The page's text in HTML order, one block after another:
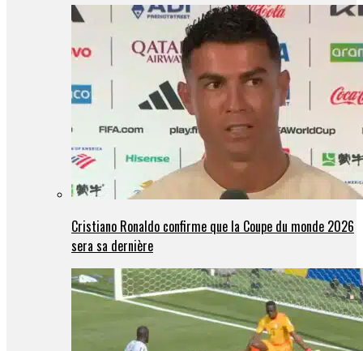
Cristiano Ronaldo confirme que la Coupe du monde 2026
sera sa dernière